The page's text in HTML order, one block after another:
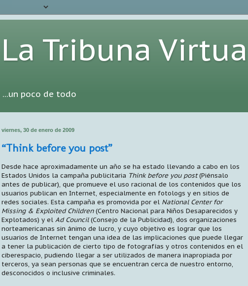
La Tribuna
...un poco de todo
viernes, 30 de enero de 2009
“Think before you post”
Desde hace aproximadamente un año se ha estado llevando a cabo en los
Estados Unidos la campaña publicitaria Think before you post(Piénsalo
antes de publicar), que promueve el uso racional de los contenidos que los
usuarios publican en Internet, especialmente en fotologs y en sitios de
redes sociales. Esta campaña es promovida por el National Center for
Missing & Exploited Children(Centro Nacional para Niños Desaparecidos y
Explotados) y el Ad Council(Consejo de la Publicidad), dos organizaciones
norteamericanas sin ánimo de lucro, y cuyo objetivo es lograr que los
usuarios de Internet tengan una idea de las implicaciones que puede llegar
a tener la publicación de cierto tipo de fotografías y otros contenidos en el
ciberespacio, pudiendo llegar a ser utilizados de manera inapropiada por
terceros, ya sean personas que se encuentran cerca de nuestro entorno,
desconocidos o inclusive criminales.